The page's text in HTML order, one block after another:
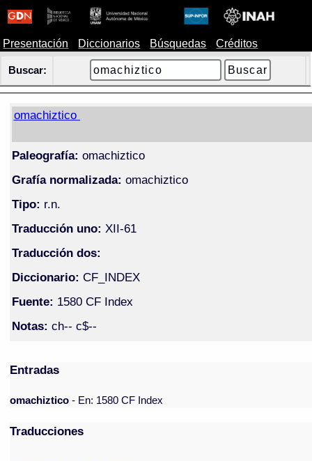
Presentación Diccionarios Búsquedas Créditos
Buscar:
omachiztico
Paleografía: omachiztico
Grafía normalizada: omachiztico
Tipo: r.n.
Traducción uno: XII-61
Traducción dos:
Diccionario: CF_INDEX
Fuente: 1580 CF Index
Notas: ch-- c$--
Entradas
omachiztico- En: 1580 CF Index
Traducciones